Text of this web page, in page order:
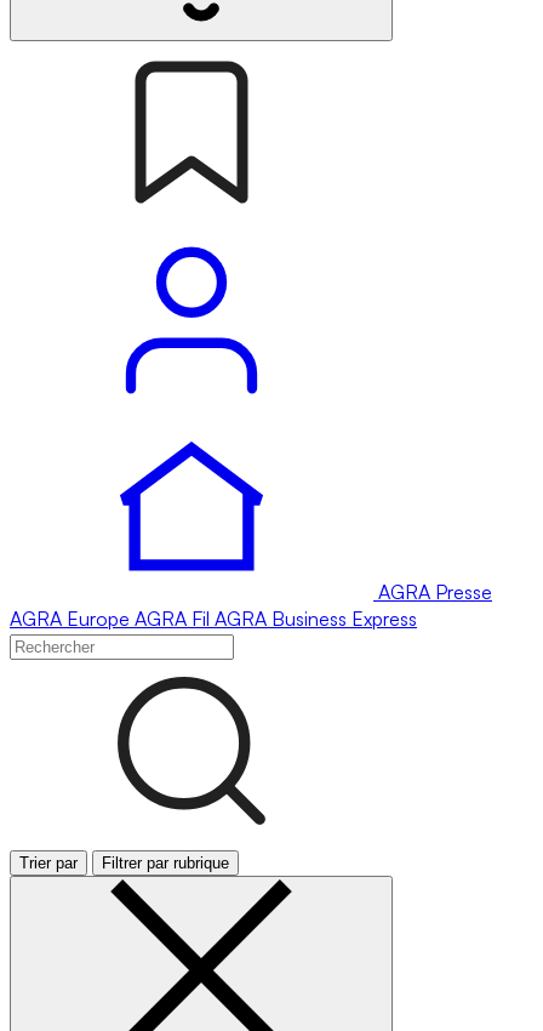
AGRA Presse
AGRA Europe AGRA Fil AGRA Business Express
Trier par Filtrer par rubrique